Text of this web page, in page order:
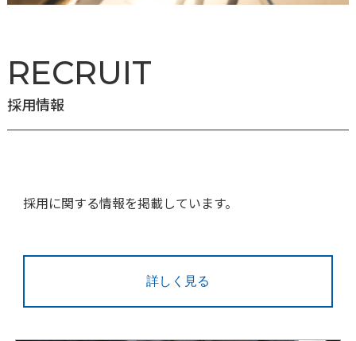
RECRUIT
採用情報
採用に関する情報を掲載しています。
詳しく見る